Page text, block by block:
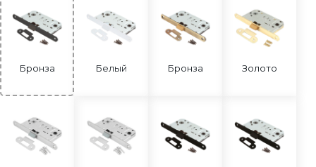
Защелка сантехническая 2070
Защелка сантехническая 2070 магнитная
Сантехнические завертки
Цилиндры
Фурнитура для финских дверей
Механизмы для раздвижных и складных дверей
Белый Бронза
Бронза Золото